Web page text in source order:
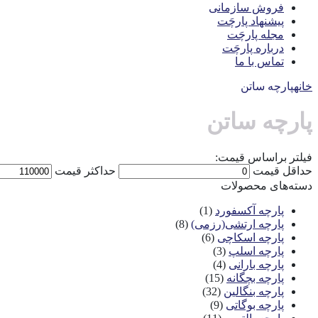
فروش سازمانی
پیشنهاد پارچَت
مجله پارچَت
درباره پارچَت
تماس با ما
خانهپارچه ساتن
پارچه ساتن
فیلتر براساس قیمت:
حداقل قیمت
حداکثر قیمت
دسته‌های محصولات
پارچه آکسفورد (1)
پارچه ارتشی(رزمی) (8)
پارچه اسکاچی (6)
پارچه اسلپ (3)
پارچه بارانی (4)
پارچه بچگانه (15)
پارچه بنگالین (32)
پارچه بوگاتی (9)